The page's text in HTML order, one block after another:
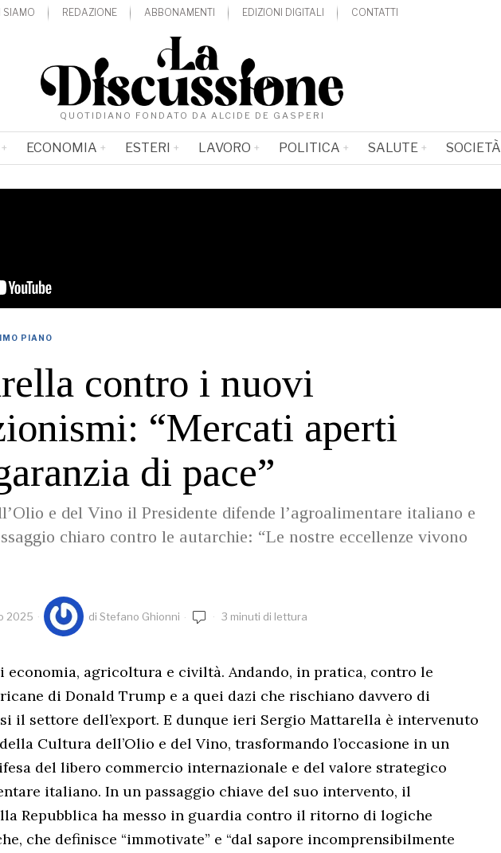
SIAMO REDAZIONE ABBONAMENTI EDIZIONI DIGITALI CONTATTI
QUOTIDIANO FONDATO DA ALCIDE DE GASPERI
ECONOMIA ESTERI LAVORO POLITICA SALUTE SOCIETÀ
PIANO
contro i nuovi
“Mercati aperti
di pace”
e del Vino il Presidente difende l’agroalimentare italiano e
chiaro contro le autarchie: “Le nostre eccellenze vivono
2025 di Stefano Ghionni 3 minuti di lettura
economia, agricoltura e civiltà. Andando, in pratica, contro le
di Donald Trump e a quei dazi che rischiano davvero di
il settore dell’export. E dunque ieri Sergio Mattarella è intervenuto
Cultura dell’Olio e del Vino, trasformando l’occasione in un
del libero commercio internazionale e del valore strategico
italiano. In un passaggio chiave del suo intervento, il
Repubblica ha messo in guardia contro il ritorno di logiche
che definisce “immotivate” e “dal sapore incomprensibilmente